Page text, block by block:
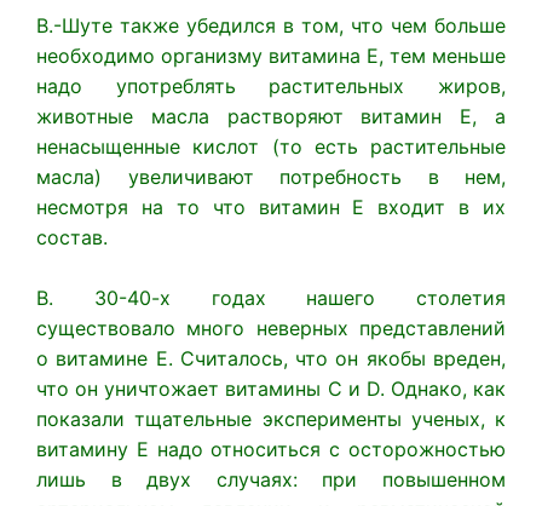
В.-Шуте также убедился в том, что чем больше
необходимо организму витамина Е, тем меньше
надо употреблять растительных жиров,
животные масла растворяют витамин Е, а
ненасыщенные кислот (то есть растительные
масла) увеличивают потребность в нем,
несмотря на то что витамин Е входит в их
состав.
В. 30-40-х годах нашего столетия
существовало много неверных представлений
о витамине Е. Считалось, что он якобы вреден,
что он уничтожает витамины С и D. Однако, как
показали тщательные эксперименты ученых, к
витамину Е надо относиться с осторожностью
лишь в двух случаях: при повышенном